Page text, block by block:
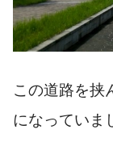
この道路を挟
になっていま